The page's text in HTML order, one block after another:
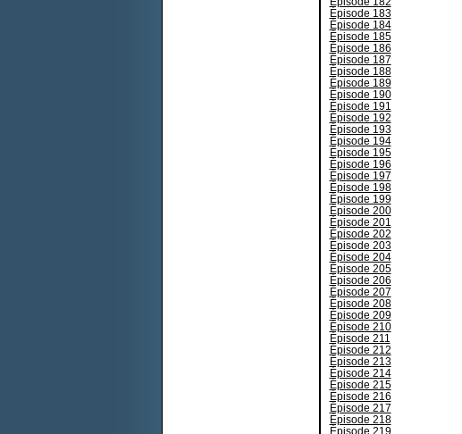
Épisode 183
Épisode 184
Épisode 185
Épisode 186
Épisode 187
Épisode 188
Épisode 189
Épisode 190
Épisode 191
Épisode 192
Épisode 193
Épisode 194
Épisode 195
Épisode 196
Épisode 197
Épisode 198
Épisode 199
Épisode 200
Épisode 201
Épisode 202
Épisode 203
Épisode 204
Épisode 205
Épisode 206
Épisode 207
Épisode 208
Épisode 209
Épisode 210
Épisode 211
Épisode 212
Épisode 213
Épisode 214
Épisode 215
Épisode 216
Épisode 217
Épisode 218
Épisode 219